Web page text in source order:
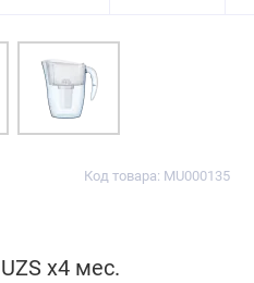
Код товара: MU000135
UZS x4 мес.